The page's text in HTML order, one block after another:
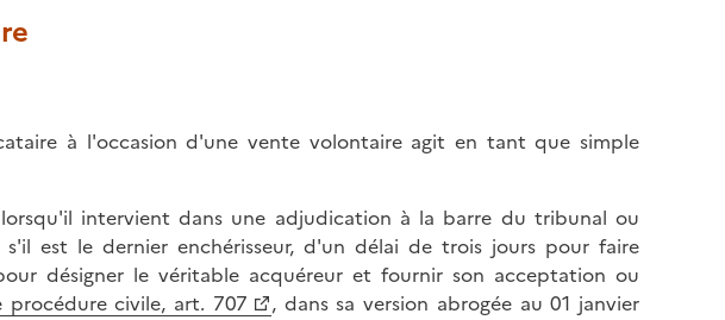
à l'occasion d'une vente volontaire agit en tant que simple
intervient dans une adjudication à la barre du tribunal ou
est le dernier enchérisseur, d'un délai de trois jours pour faire
désigner le véritable acquéreur et fournir son acceptation ou
procédure civile, art. 707
, dans sa version abrogée au 01 janvier